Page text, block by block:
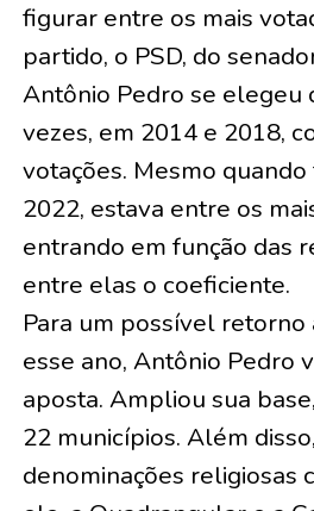
figurar entre os mais
partido, o PSD, do
Antônio Pedro se elegeu
vezes, em 2014 e 2018,
votações. Mesmo
2022, estava entre os
entrando em função das
entre elas o coeficiente.
Para um possível retorno
esse ano, Antônio Pedro
aposta. Ampliou sua
22 municípios. Além
denominações religiosas